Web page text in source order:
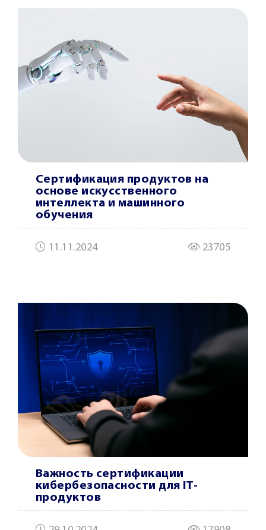
Сертификация продуктов на
основе искусственного
интеллекта и машинного
обучения
11.11.2024 23705
Важность сертификации
кибербезопасности для IT-
продуктов